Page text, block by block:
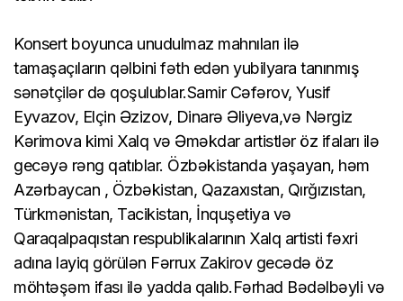
Konsert boyunca unudulmaz mahnıları ilə
tamaşaçıların qəlbini fəth edən yubilyara tanınmış
sənətçilər də qoşulublar.Samir Cəfərov, Yusif
Eyvazov, Elçin Əzizov, Dinarə Əliyeva,və Nərgiz
Kərimova kimi Xalq və Əməkdar artistlər öz ifaları ilə
gecəyə rəng qatıblar. Özbəkistanda yaşayan, həm
Azərbaycan , Özbəkistan, Qazaxıstan, Qırğızıstan,
Türkmənistan, Tacikistan, İnquşetiya və
Qaraqalpaqıstan respublikalarının Xalq artisti fəxri
adına layiq görülən Fərrux Zakirov gecədə öz
möhtəşəm ifası ilə yadda qalıb.Fərhad Bədəlbəyli və